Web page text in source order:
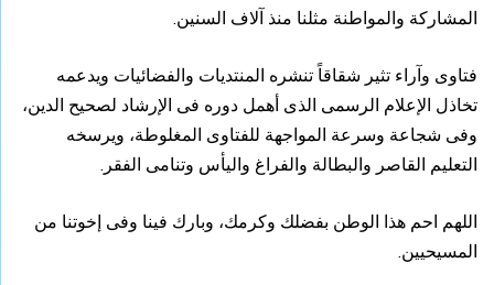
المشاركة والمواطنة مثلنا منذ آلاف السنين.
فتاوى وآراء تثير شقاقاً تنشره المنتديات والفضائيات ويدعمه
تخاذل الإعلام الرسمى الذى أهمل دوره فى الإرشاد لصحيح الدين،
وفى شجاعة وسرعة المواجهة للفتاوى المغلوطة، ويرسخه
التعليم القاصر والبطالة والفراغ واليأس وتنامى الفقر.
اللهم احم هذا الوطن بفضلك وكرمك، وبارك فينا وفى إخوتنا من
المسيحيين.